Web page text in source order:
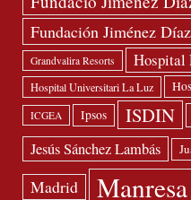
Fundación Jiménez Díaz
Grandvalira Resorts Hospital
Hospital Universitari La Luz
ICGEA Ipsos ISDIN
Jesús Sánchez Lambás
Madrid Manresa